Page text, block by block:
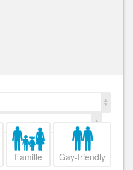
Famille Gay-friendly